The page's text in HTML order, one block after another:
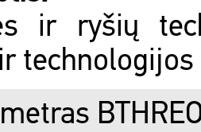
ir ryšių
technologijos